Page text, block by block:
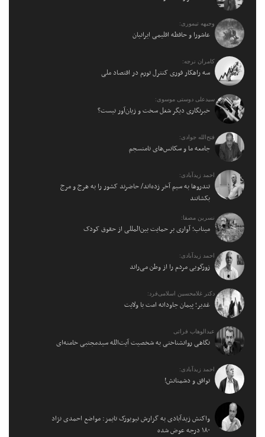
وجیهه تیموری:
عاشورا و حافظه اقلیمی ایرانیان
کامران نرجه:
سه راهکار فوری کنترل تورم در اقتصاد ملی
سیدعلی دوستی موسوی:
خبرنگاری دیگر شغل سخت و زیان‌آور نیست؟
فتح‌الله جوادی:
جامعه ما و سکانس‌های نامنسجم
احمد زیدآبادی:
تندروها به سیم آخر زده‌اند/ حاضرند کشور را به هرج و مرج
بکشانند
نسرین مصفا:
میناب؛ آواری بر حمایت بین‌المللی از حقوق کودک
احمد زیدآبادی:
زورگویی مردم را از وطن می‌راند
دکتر غلامحسین اسلامی‌فرد:
غدیر؛ پیمان جاودانه امت با ولایت
عبدالوهاب فراتی
نگاهی روانشناختی به شخصیت آیت‌الله سیدمجتبی خامنه‌ای
احمد زیدآبادی:
توافق و دشمنانش!
واکنش زیدآبادی به گزارش نیویورک تایمز: مواضع احمدی نژاد
۱۸۰ درجه عوض شده